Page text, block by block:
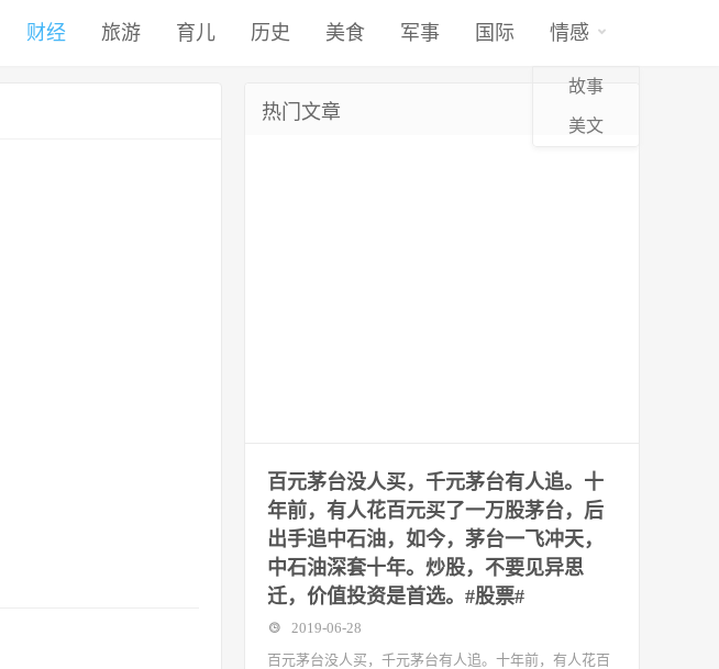
财经 旅游 育儿 历史 美食 军事 国际 情感
故事
美文
热门文章
百元茅台没人买，千元茅台有人追。十
年前，有人花百元买了一万股茅台，后
出手追中石油，如今，茅台一飞冲天，
中石油深套十年。炒股，不要见异思
迁，价值投资是首选。#股票#
2019-06-28
百元茅台没人买，千元茅台有人追。十年前，有人花百